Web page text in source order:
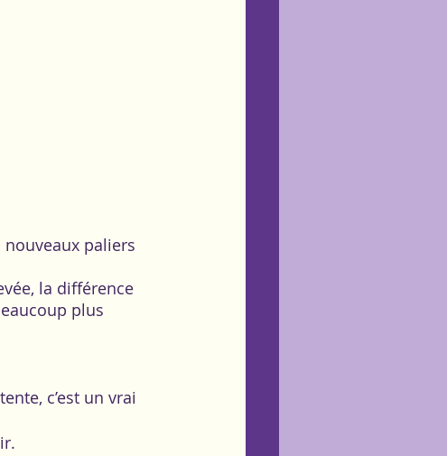
nouveaux paliers
la différence
plus
c’est un vrai